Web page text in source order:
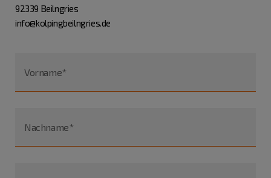
92339 Beilngries
info@kolpingbeilngries.de
Vorname*
Nachname*